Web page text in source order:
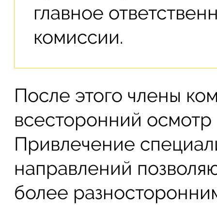
главное
комиссии.
После этого члены
всесторонний
Привлечение
направлений
более